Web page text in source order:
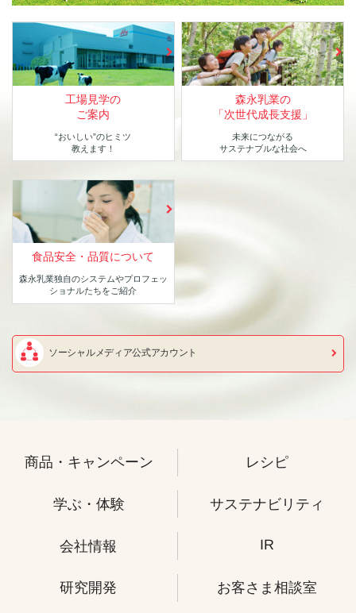
工場見学の
ご案内
“おいしい”のヒミツ
教えます！
森永乳業の
「次世代成長支援」
未来につながる
サステナブルな社会へ
食品安全・品質について
森永乳業独自のシステムやプロフェッ
ショナルたちをご紹介
ソーシャルメディア公式アカウント
商品・キャンペーン レシピ
学ぶ・体験 サステナビリティ
会社情報 IR
研究開発 お客さま相談室